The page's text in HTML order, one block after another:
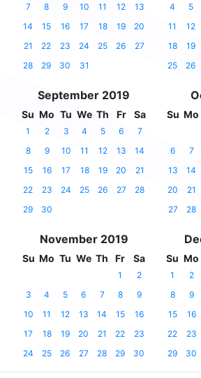
7
8 9 10 11 12
13
14
15 16 17 18 19
20
21
22 23 24 25 26
27
28
29 30 31
4
5
11
12
18
19
25
26
September 2019
Su Mo Tu We Th Fr Sa
1 2 3 4 5 6
7
8
9 10 11 12 13
14
15
16 17 18 19 20
21
22
23 24 25 26 27
28
29
30
Su Mo
6
7
13
14
20
21
27
28
November 2019
Su Mo Tu We Th Fr Sa
1
2
3
4 5 6 7 8
9
10
11 12 13 14 15
16
17
18 19 20 21 22
23
24
25 26 27 28 29 30
Su Mo
1 2
8
9
15
16
22
23
29
30